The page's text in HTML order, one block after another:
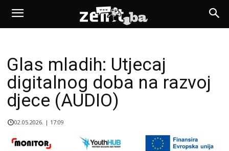
Glas mladih: Utjecaj
digitalnog doba na razvoj
djece (AUDIO)
02.05.2026. | 17:09